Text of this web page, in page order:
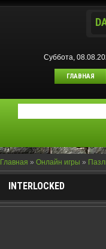
Суббота,
ГЛАВНАЯ
Главная » Онлайн игры »
INTERLOCKED